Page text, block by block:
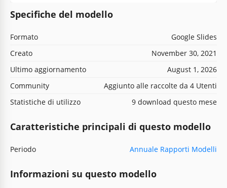
Specifiche del modello
Formato
Google Slides
Creato
November 30, 2021
Ultimo aggiornamento
August 1, 2026
Community
Aggiunto alle raccolte da 4 Utenti
Statistiche di utilizzo
9 download questo mese
Caratteristiche principali di questo modello
Periodo Annuale Rapporti Modelli
Informazioni su questo modello